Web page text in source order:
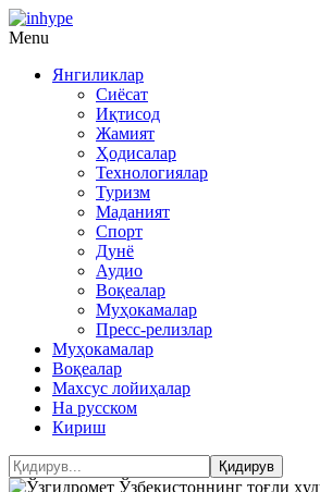
Menu
Янгиликлар
Сиёсат
Иқтисод
Жамият
Ҳодисалар
Технологиялар
Туризм
Маданият
Спорт
Дунё
Аудио
Воқеалар
Муҳокамалар
Пресс-релизлар
Муҳокамалар
Воқеалар
Махсус лойиҳалар
На русском
Кириш